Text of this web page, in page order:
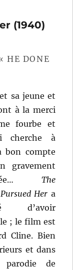
(1940)
HE DONE
sa jeune et
à la merci
fourbe et
cherche à
bon compte
gravement
The
Her a
d’avoir
; le film est
Cline. Bien
et dans
de